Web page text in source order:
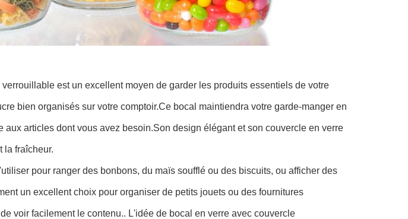
est un excellent moyen de garder les produits essentiels de votre
bien organisés sur votre comptoir.Ce bocal maintiendra votre garde-manger en
aux articles dont vous avez besoin.Son design élégant et son couvercle en verre
la fraîcheur.
pour ranger des bonbons, du maïs soufflé ou des biscuits, ou afficher des
un excellent choix pour organiser de petits jouets ou des fournitures
voir facilement le contenu.. L'idée de bocal en verre avec couvercle